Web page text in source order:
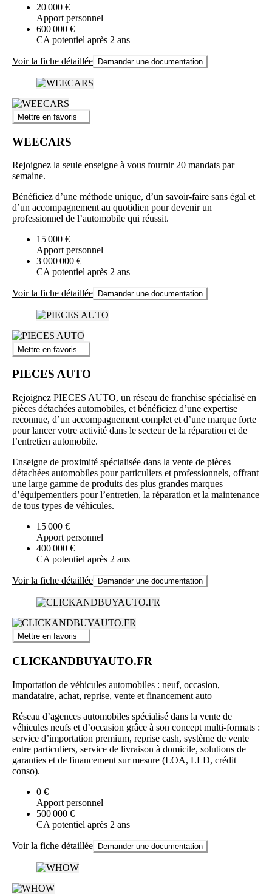
20 000 €
Apport personnel
600 000 €
CA potentiel après 2 ans
Voir la fiche détaillée Demander une documentation
Mettre en favoris
WEECARS
Rejoignez la seule enseigne à vous fournir 20 mandats par
semaine.
Bénéficiez d’une méthode unique, d’un savoir-faire sans égal et
d’un accompagnement au quotidien pour devenir un
professionnel de l’automobile qui réussit.
15 000 €
Apport personnel
3 000 000 €
CA potentiel après 2 ans
Voir la fiche détaillée Demander une documentation
Mettre en favoris
PIECES AUTO
Rejoignez PIECES AUTO, un réseau de franchise spécialisé en
pièces détachées automobiles, et bénéficiez d’une expertise
reconnue, d’un accompagnement complet et d’une marque forte
pour lancer votre activité dans le secteur de la réparation et de
l’entretien automobile.
Enseigne de proximité spécialisée dans la vente de pièces
détachées automobiles pour particuliers et professionnels, offrant
une large gamme de produits des plus grandes marques
d’équipementiers pour l’entretien, la réparation et la maintenance
de tous types de véhicules.
15 000 €
Apport personnel
400 000 €
CA potentiel après 2 ans
Voir la fiche détaillée Demander une documentation
Mettre en favoris
CLICKANDBUYAUTO.FR
Importation de véhicules automobiles : neuf, occasion,
mandataire, achat, reprise, vente et financement auto
Réseau d’agences automobiles spécialisé dans la vente de
véhicules neufs et d’occasion grâce à son concept multi-formats :
service d’importation premium, reprise cash, système de vente
entre particuliers, service de livraison à domicile, solutions de
garanties et de financement sur mesure (LOA, LLD, crédit
conso).
0 €
Apport personnel
500 000 €
CA potentiel après 2 ans
Voir la fiche détaillée Demander une documentation